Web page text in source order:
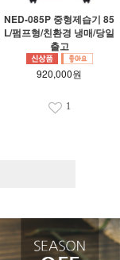
NED-085P 중형제습기 85
L/펌프형/친환경 냉매/당일
출고
920,000원
1